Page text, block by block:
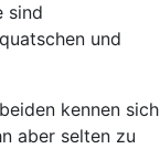
sind
und
kennen sich
aber selten zu